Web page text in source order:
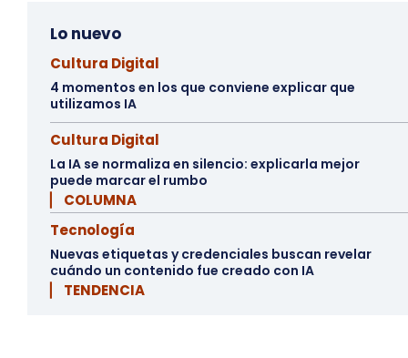
Lo nuevo
Cultura Digital
4 momentos en los que conviene explicar que
utilizamos IA
Cultura Digital
La IA se normaliza en silencio: explicarla mejor
puede marcar el rumbo
▏ COLUMNA
Tecnología
Nuevas etiquetas y credenciales buscan revelar
cuándo un contenido fue creado con IA
▏ TENDENCIA